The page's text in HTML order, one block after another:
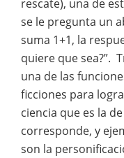
rescate), una de
se le pregunta un
suma 1+1, la
quiere que sea?”.
una de las
ficciones para
ciencia que es la
corresponde, y
son la